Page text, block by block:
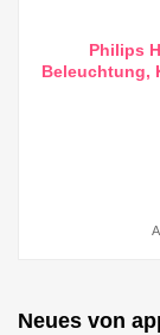
Philips
Beleuchtung,
Neues von